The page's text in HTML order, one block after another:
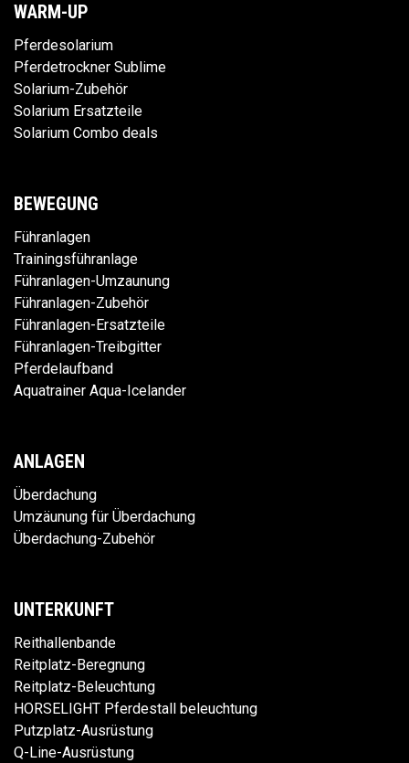
WARM-UP
Pferdesolarium
Pferdetrockner Sublime
Solarium-Zubehör
Solarium Ersatzteile
Solarium Combo deals
BEWEGUNG
Führanlagen
Trainingsführanlage
Führanlagen-Umzaunung
Führanlagen-Zubehör
Führanlagen-Ersatzteile
Führanlagen-Treibgitter
Pferdelaufband
Aquatrainer Aqua-Icelander
ANLAGEN
Überdachung
Umzäunung für Überdachung
Überdachung-Zubehör
UNTERKUNFT
Reithallenbande
Reitplatz-Beregnung
Reitplatz-Beleuchtung
HORSELIGHT Pferdestall beleuchtung
Putzplatz-Ausrüstung
Q-Line-Ausrüstung